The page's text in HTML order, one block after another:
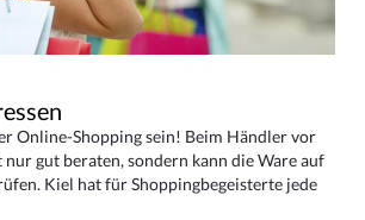
Online-Shopping sein! Beim Händler vor
gut beraten, sondern kann die Ware auf
Kiel hat für Shoppingbegeisterte jede